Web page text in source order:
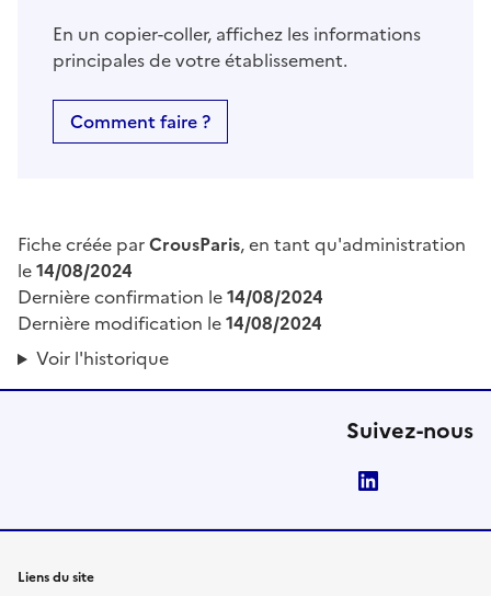
En un copier-coller, affichez les informations
principales de votre établissement.
Comment faire ?
Fiche créée parCrousParis, en tant qu'administration
le14/08/2024
Dernière confirmation le14/08/2024
Dernière modification le14/08/2024
Voir l'historique
Suivez-nous
Liens du site